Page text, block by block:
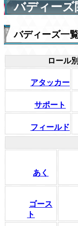
バディーズ
バディーズ一
ロール
アタッカー
サポート
フィールド
あく
ゴース
ト